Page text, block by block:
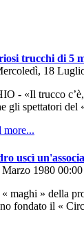
trucchi di 5
18
- «Il trucco c’è,
gli spettatori
uscì
1980 00:00
maghi » della
fondato il «